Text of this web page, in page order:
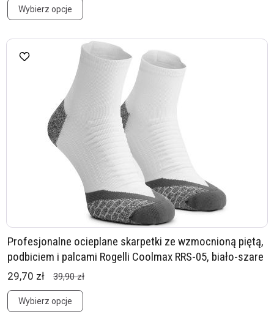
Wybierz opcje
Profesjonalne ocieplane skarpetki ze wzmocnioną piętą,
podbiciem i palcami Rogelli Coolmax RRS-05, biało-szare
29,70 zł 39,90 zł
Wybierz opcje